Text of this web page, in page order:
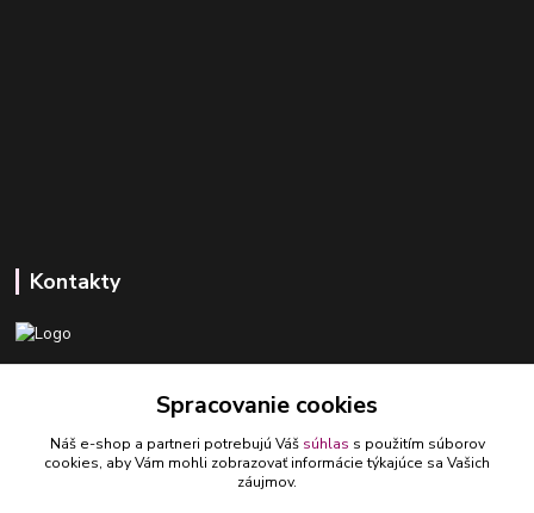
Kontakty
ledlumar@ledlumar.sk
Spracovanie cookies
Náš e-shop a partneri potrebujú Váš súhlas s použitím súborov
cookies, aby Vám mohli zobrazovať informácie týkajúce sa Vašich
záujmov.